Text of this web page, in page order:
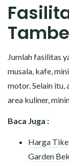
Jumlah fasilitas
musala, kafe,
motor. Selain itu,
area kuliner,
Baca Juga :
Harga
Garden